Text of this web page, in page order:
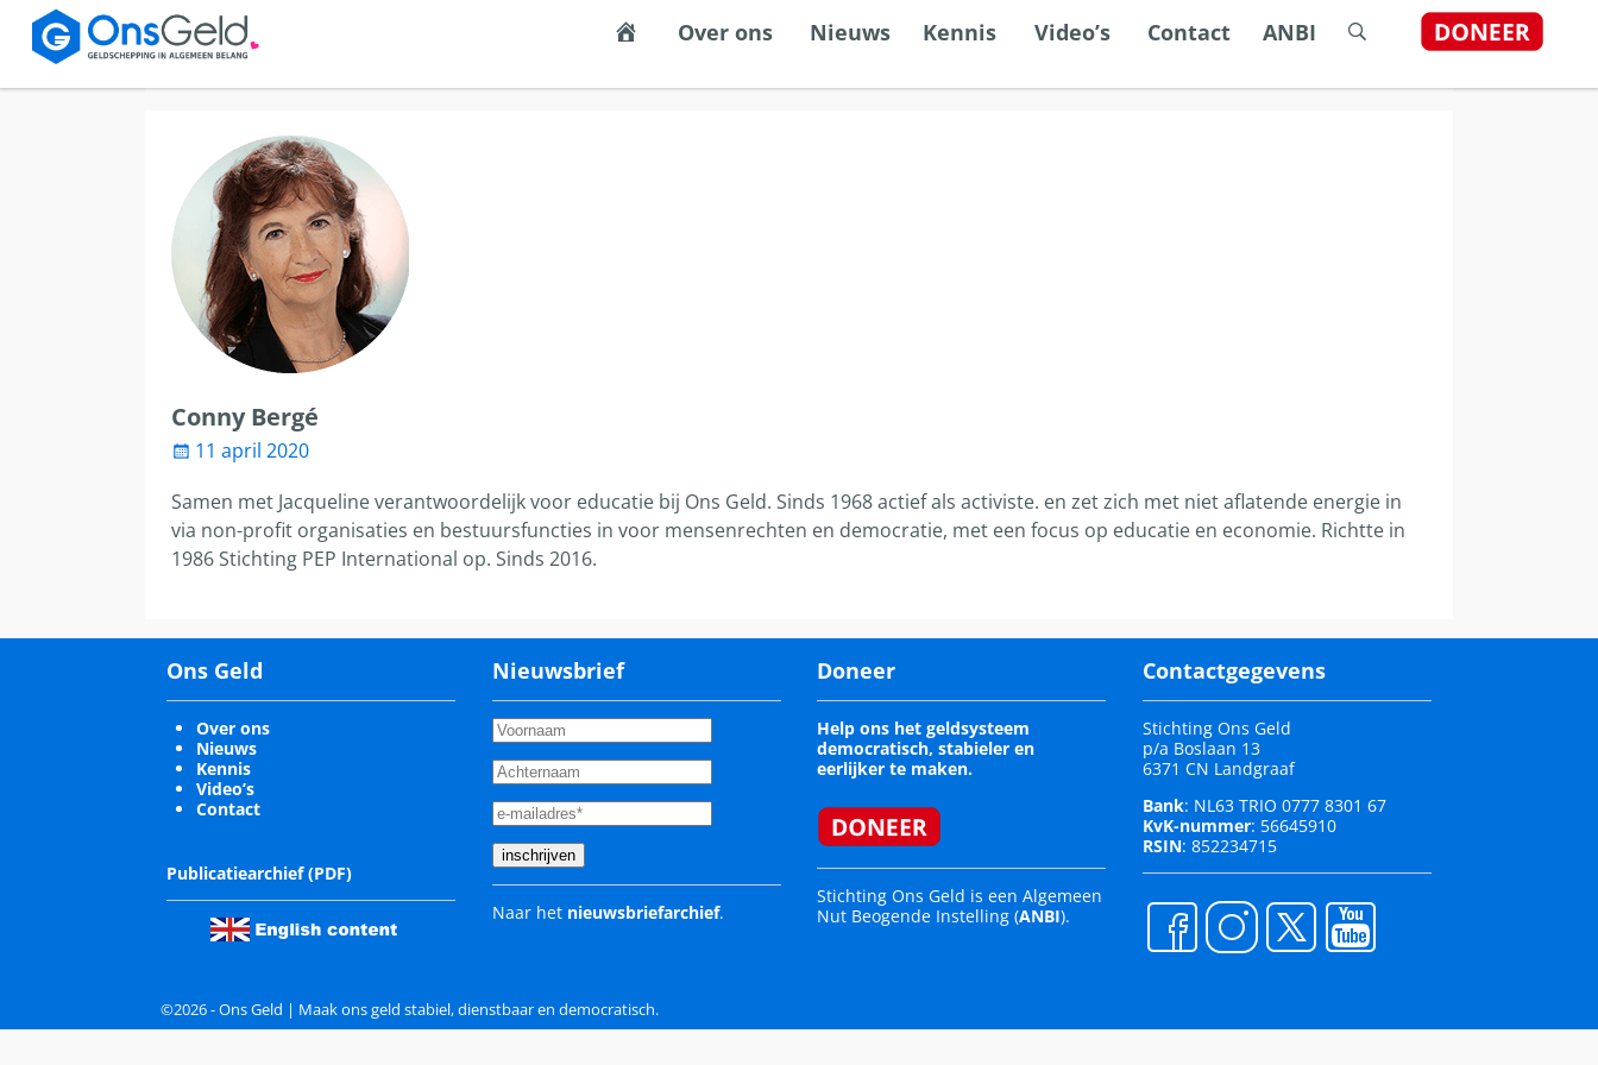
Een stabiel, eerlijk en democratisch geldstelsel
Over ons Nieuws Kennis Video’s Contact ANBI
Conny Bergé
11 april 2020
Samen met Jacqueline verantwoordelijk voor educatie bij Ons Geld. Sinds 1968 actief als activiste. en zet zich met niet aflatende energie in
via non-profit organisaties en bestuursfuncties in voor mensenrechten en democratie, met een focus op educatie en economie. Richtte in
1986 Stichting PEP International op. Sinds 2016.
Ons Geld
Over ons
Nieuws
Kennis
Video’s
Contact
Publicatiearchief (PDF)
Nieuwsbrief
Naar het nieuwsbriefarchief.
Doneer
Help ons het geldsysteem
democratisch, stabieler en
eerlijker te maken.
Stichting Ons Geld is een Algemeen
Nut Beogende Instelling (ANBI).
Contactgegevens
Stichting Ons Geld
p/a Boslaan 13
6371 CN Landgraaf
Bank: NL63 TRIO 0777 8301 67
KvK-nummer: 56645910
RSIN: 852234715
©2026 -Ons Geld | Maak ons geld stabiel, dienstbaar en democratisch.